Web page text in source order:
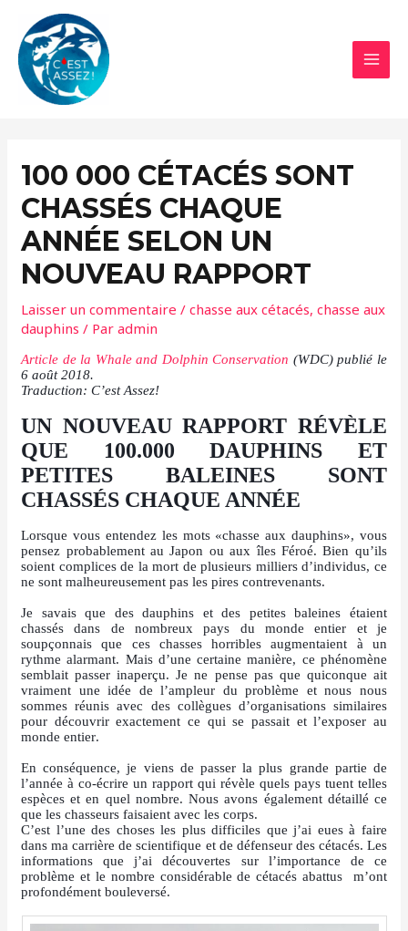
contenu
100 000 CÉTACÉS SONT
CHASSÉS CHAQUE
ANNÉE SELON UN
NOUVEAU RAPPORT
Laisser un commentaire /chasse aux cétacés,chasse aux
dauphins / Paradmin
Article de la Whale and Dolphin Conservation (WDC) publié le
6 août 2018.
Traduction: C’est Assez!
UN NOUVEAU RAPPORT RÉVÈLE
QUE 100.000 DAUPHINS ET
PETITES BALEINES SONT
CHASSÉS CHAQUE ANNÉE
Lorsque vous entendez les mots «chasse aux dauphins», vous
pensez probablement au Japon ou aux îles Féroé. Bien qu’ils
soient complices de la mort de plusieurs milliers d’individus, ce
ne sont malheureusement pas les pires contrevenants.
Je savais que des dauphins et des petites baleines étaient
chassés dans de nombreux pays du monde entier et je
soupçonnais que ces chasses horribles augmentaient à un
rythme alarmant. Mais d’une certaine manière, ce phénomène
semblait passer inaperçu. Je ne pense pas que quiconque ait
vraiment une idée de l’ampleur du problème et nous nous
sommes réunis avec des collègues d’organisations similaires
pour découvrir exactement ce qui se passait et l’exposer au
monde entier.
En conséquence, je viens de passer la plus grande partie de
l’année à co-écrire un rapport qui révèle quels pays tuent telles
espèces et en quel nombre. Nous avons également détaillé ce
que les chasseurs faisaient avec les corps.
C’est l’une des choses les plus difficiles que j’ai eues à faire
dans ma carrière de scientifique et de défenseur des cétacés. Les
informations que j’ai découvertes sur l’importance de ce
problème et le nombre considérable de cétacés abattus m’ont
profondément bouleversé.